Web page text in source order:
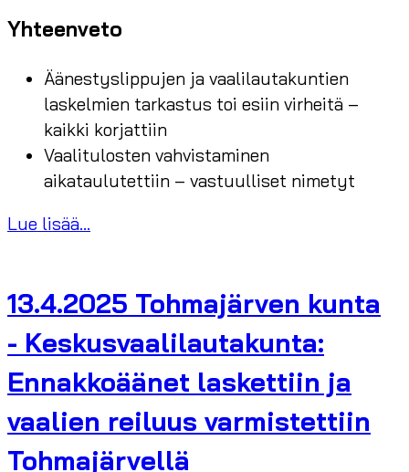
Yhteenveto
Äänestyslippujen ja vaalilautakuntien
laskelmien tarkastus toi esiin virheitä –
kaikki korjattiin
Vaalitulosten vahvistaminen
aikataulutettiin – vastuulliset nimetyt
Lue lisää...
13.4.2025 Tohmajärven kunta
- Keskusvaalilautakunta:
Ennakkoäänet laskettiin ja
vaalien reiluus varmistettiin
Tohmajärvellä